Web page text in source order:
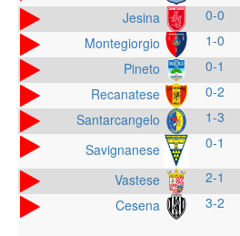
Jesina
0-0
Montegiorgio
1-0
Pineto
0-1
Recanatese
0-2
Santarcangelo
1-3
Savignanese
0-1
Vastese
2-1
Cesena
3-2